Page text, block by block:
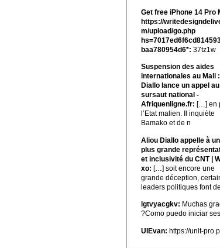
Get free iPhone 14 Pro
https://
m/upload/go.php
baa780954d6*: 37tz1w
Suspension des aides
internationales au Mali
Diallo lance un appel au
sursaut national -
Afriquenligne.fr: […] en
l’Etat malien. Il inquiète
Bamako et de n
Aliou Diallo appelle à
plus grande
et inclusivité du CNT |
xo: […] soit encore une
grande déception,
leaders politiques font de
lgtvyacgkv: Muchas
?Como puedo iniciar
UIEvan: https://unit-